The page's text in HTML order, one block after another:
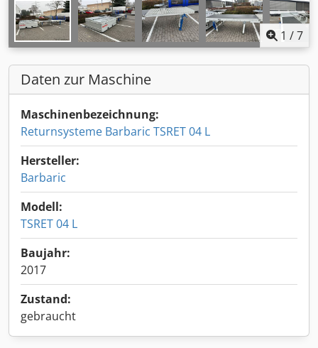
1 /7
Daten zur Maschine
Maschinenbezeichnung:
Returnsysteme Barbaric TSRET 04 L
Hersteller:
Barbaric
Modell:
TSRET 04 L
Baujahr:
2017
Zustand:
gebraucht